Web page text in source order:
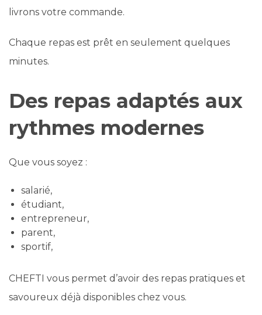
livrons votre commande.
Chaque repas est prêt en seulement quelques
minutes.
Des repas adaptés aux
rythmes modernes
Que vous soyez :
salarié,
étudiant,
entrepreneur,
parent,
sportif,
CHEFTI vous permet d’avoir des repas pratiques et
savoureux déjà disponibles chez vous.